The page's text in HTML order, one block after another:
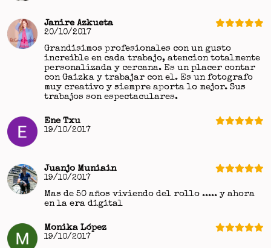
Janire Azkueta
20/10/2017
Grandisimos profesionales con un gusto
increible en cada trabajo, atencion totalmente
personalizada y cercana. Es un placer contar
con Gaizka y trabajar con el. Es un fotografo
muy creativo y siempre aporta lo mejor. Sus
trabajos son espectaculares.
Ene Txu
19/10/2017
Juanjo Muniain
19/10/2017
Mas de 50 años viviendo del rollo ..... y ahora
en la era digital
Monika López
19/10/2017